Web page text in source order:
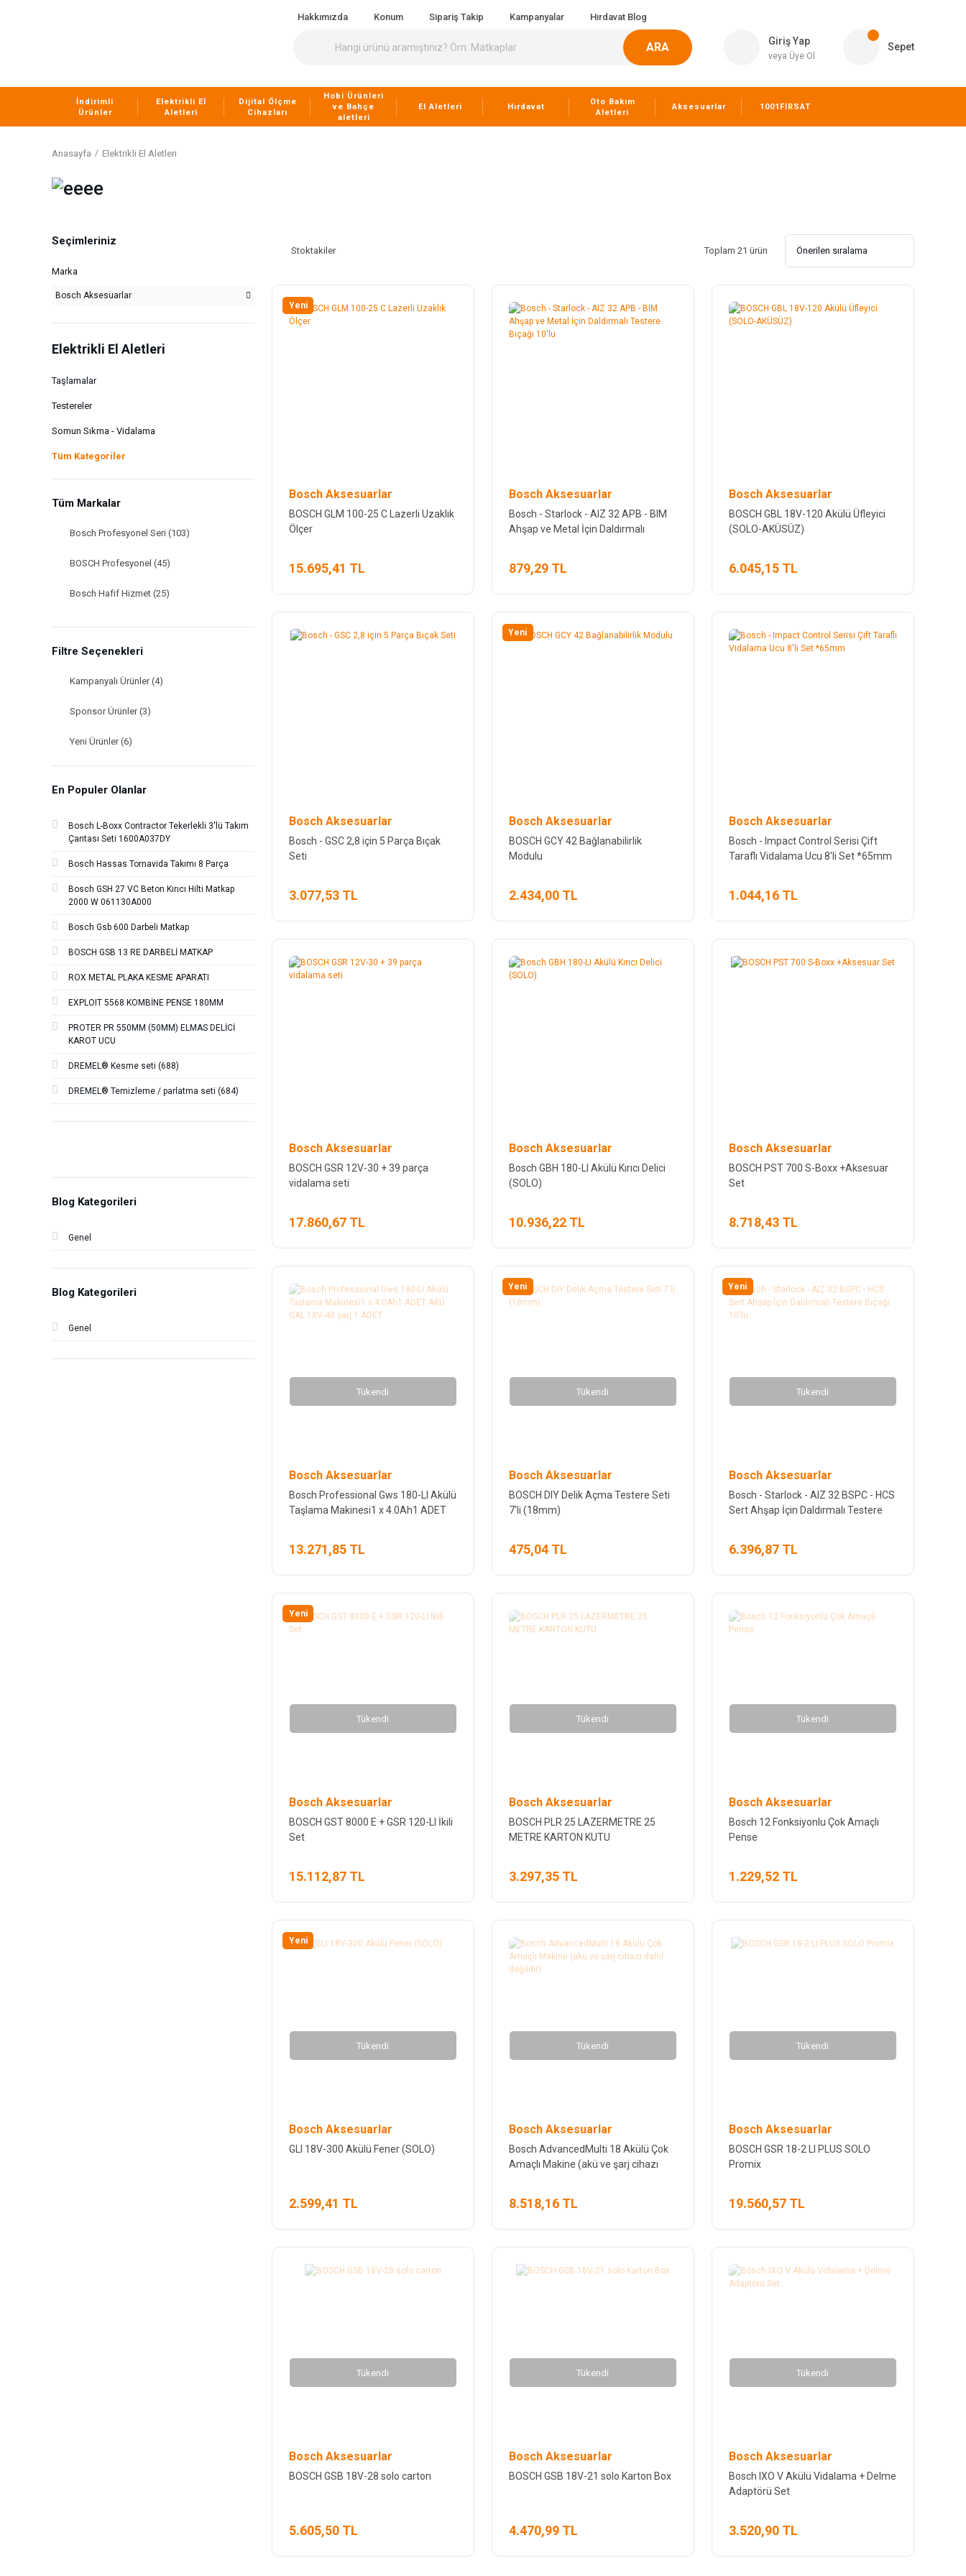
Hakkımızda Konum Sipariş Takip Kampanyalar Hırdavat Blog
ARA Giriş Yap
veya Üye Ol
Sepet
İndirimli
Ürünler
Elektrikli El
Aletleri
Dijital Ölçme
Cihazları
Hobi Ürünleri
ve Bahçe
aletleri
El Aletleri Hırdavat
Oto Bakım
Aletleri
Aksesuarlar 1001FIRSAT
Anasayfa Elektrikli El Aletleri
Seçimleriniz
Marka
Bosch Aksesuarlar
Elektrikli El Aletleri
Taşlamalar
Testereler
Somun Sıkma - Vidalama
Tüm Kategoriler
Tüm Markalar
Bosch Profesyonel Seri (103)
BOSCH Profesyonel (45)
Bosch Hafif Hizmet (25)
Bosch Aksesuarlar (22)
Bosch Ölçme Aletleri (16)
BOSCH (6)
Diğer (5)
osaka (3)
STANLEY (3)
Bosch Bahçe Aletleri (1)
Filtre Seçenekleri
Kampanyalı Ürünler (4)
Sponsor Ürünler (3)
Yeni Ürünler (6)
En Populer Olanlar
Bosch L-Boxx Contractor Tekerlekli 3'lü Takım
Çantası Seti 1600A037DY
Bosch Hassas Tornavida Takımı 8 Parça
Bosch GSH 27 VC Beton Kırıcı Hilti Matkap
2000 W 061130A000
Bosch Gsb 600 Darbeli Matkap
BOSCH GSB 13 RE DARBELİ MATKAP
ROX METAL PLAKA KESME APARATI
EXPLOIT 5568 KOMBİNE PENSE 180MM
PROTER PR 550MM (50MM) ELMAS DELİCİ
KAROT UCU
DREMEL® Kesme seti (688)
DREMEL® Temizleme / parlatma seti (684)
Blog Kategorileri
Genel
Blog Kategorileri
Genel
Stoktakiler Toplam 21 ürün
Yeni
Bosch Aksesuarlar
BOSCH GLM 100-25 C Lazerli Uzaklık
Ölçer
15.695,41 TL
Bosch Aksesuarlar
Bosch - Starlock - AIZ 32 APB - BIM
Ahşap ve Metal İçin Daldırmalı
879,29 TL
Bosch Aksesuarlar
BOSCH GBL 18V-120 Akülü Üfleyici
(SOLO-AKÜSÜZ)
6.045,15 TL
Bosch Aksesuarlar
Bosch - GSC 2,8 için 5 Parça Bıçak
Seti
3.077,53 TL
Yeni
Bosch Aksesuarlar
BOSCH GCY 42 Bağlanabilirlik
Modulu
2.434,00 TL
Bosch Aksesuarlar
Bosch - Impact Control Serisi Çift
Taraflı Vidalama Ucu 8'li Set *65mm
1.044,16 TL
Bosch Aksesuarlar
BOSCH GSR 12V-30 + 39 parça
vidalama seti
17.860,67 TL
Bosch Aksesuarlar
Bosch GBH 180-LI Akülü Kırıcı Delici
(SOLO)
10.936,22 TL
Bosch Aksesuarlar
BOSCH PST 700 S-Boxx +Aksesuar
Set
8.718,43 TL
Tükendi
Bosch Aksesuarlar
Bosch Professional Gws 180-LI Akülü
Taşlama Makinesi1 x 4.0Ah1 ADET
13.271,85 TL
Yeni
Tükendi
Bosch Aksesuarlar
BOSCH DIY Delik Açma Testere Seti
7'li (18mm)
475,04 TL
Yeni
Tükendi
Bosch Aksesuarlar
Bosch - Starlock - AIZ 32 BSPC - HCS
Sert Ahşap İçin Daldırmalı Testere
6.396,87 TL
Yeni
Tükendi
Bosch Aksesuarlar
BOSCH GST 8000 E + GSR 120-LI İkili
Set
15.112,87 TL
Tükendi
Bosch Aksesuarlar
BOSCH PLR 25 LAZERMETRE 25
METRE KARTON KUTU
3.297,35 TL
Tükendi
Bosch Aksesuarlar
Bosch 12 Fonksiyonlu Çok Amaçlı
Pense
1.229,52 TL
Yeni
Tükendi
Bosch Aksesuarlar
GLI 18V-300 Akülü Fener (SOLO)
2.599,41 TL
Tükendi
Bosch Aksesuarlar
Bosch AdvancedMulti 18 Akülü Çok
Amaçlı Makine (akü ve şarj cihazı
8.518,16 TL
Tükendi
Bosch Aksesuarlar
BOSCH GSR 18-2 LI PLUS SOLO
Promix
19.560,57 TL
Tükendi
Bosch Aksesuarlar
BOSCH GSB 18V-28 solo carton
5.605,50 TL
Tükendi
Bosch Aksesuarlar
BOSCH GSB 18V-21 solo Karton Box
4.470,99 TL
Tükendi
Bosch Aksesuarlar
Bosch IXO V Akülü Vidalama + Delme
Adaptörü Set
3.520,90 TL